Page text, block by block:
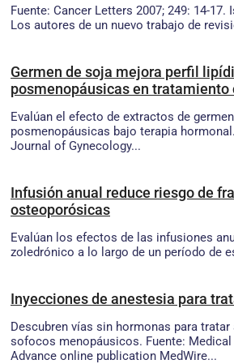
Fuente: Cancer Letters 2007; 249: 14-17.
Los autores de un nuevo trabajo de
Germen de soja mejora perfil
posmenopáusicas en tratamiento
Evalúan el efecto de extractos de
posmenopáusicas bajo terapia
Journal of Gynecology...
Infusión anual reduce riesgo de
osteoporósicas
Evalúan los efectos de las infusiones
zoledrónico a lo largo de un período de
Inyecciones de anestesia para
Descubren vías sin hormonas para
sofocos menopáusicos. Fuente: Medical
Advance online publication MedWire...